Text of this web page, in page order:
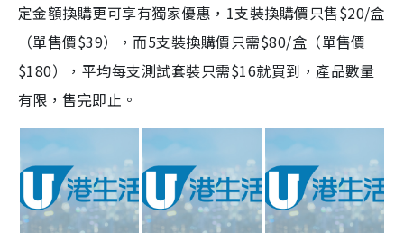
定金額換購更可享有獨家優惠，1支裝換購價只售$20/盒
（單售價$39），而5支裝換購價只需$80/盒（單售價
$180），平均每支測試套裝只需$16就買到，產品數量
有限，售完即止。